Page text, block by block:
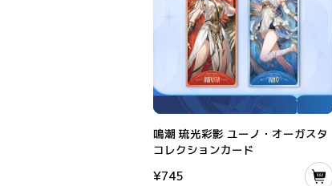
鳴潮 琉光彩影 ユーノ・オーガスタ
コレクションカード
¥745